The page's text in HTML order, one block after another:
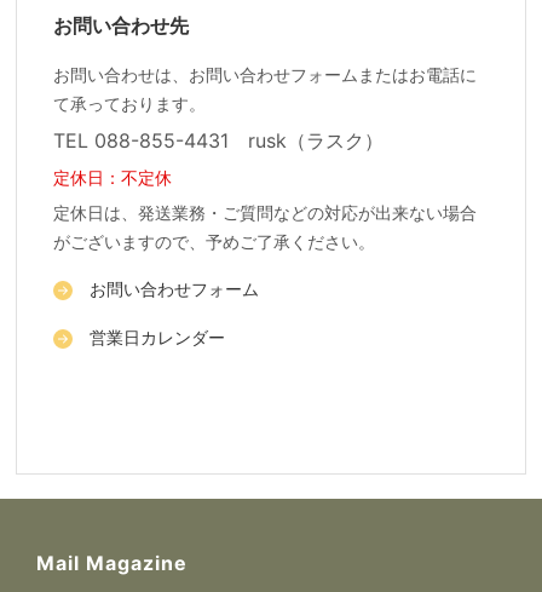
お問い合わせ先
お問い合わせは、お問い合わせフォームまたはお電話に
て承っております。
TEL 088-855-4431 rusk（ラスク）
定休日：不定休
定休日は、発送業務・ご質問などの対応が出来ない場合
がございますので、予めご了承ください。
お問い合わせフォーム
営業日カレンダー
Mail Magazine